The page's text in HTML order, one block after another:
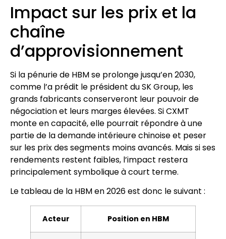
Impact sur les prix et la
chaîne
d’approvisionnement
Si la pénurie de HBM se prolonge jusqu’en 2030,
comme l’a prédit le président du SK Group, les
grands fabricants conserveront leur pouvoir de
négociation et leurs marges élevées. Si CXMT
monte en capacité, elle pourrait répondre à une
partie de la demande intérieure chinoise et peser
sur les prix des segments moins avancés. Mais si ses
rendements restent faibles, l’impact restera
principalement symbolique à court terme.
Le tableau de la HBM en 2026 est donc le suivant :
Acteur Position en HBM